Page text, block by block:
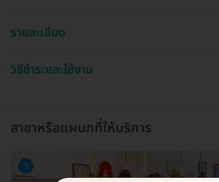
รายละเอียด
วิธีชำระและใช้งาน
สาขาหรือแผนกที่ให้บริการ
1